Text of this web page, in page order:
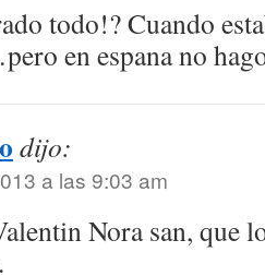
todo!? Cuando
en espana no
dijo:
a las 9:03 am
Nora san, que